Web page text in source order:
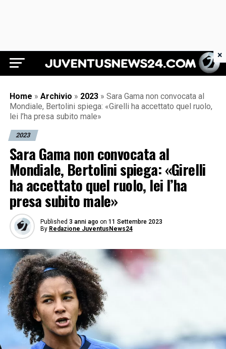
Juventus News 24
Home » Archivio » 2023 » Sara Gama non convocata al
Mondiale, Bertolini spiega: «Girelli ha accettato quel ruolo,
lei l’ha presa subito male»
2023
Sara Gama non convocata al
Mondiale, Bertolini spiega: «Girelli
ha accettato quel ruolo, lei l’ha
presa subito male»
Published 3 anni ago on 11 Settembre 2023
By Redazione JuventusNews24
×